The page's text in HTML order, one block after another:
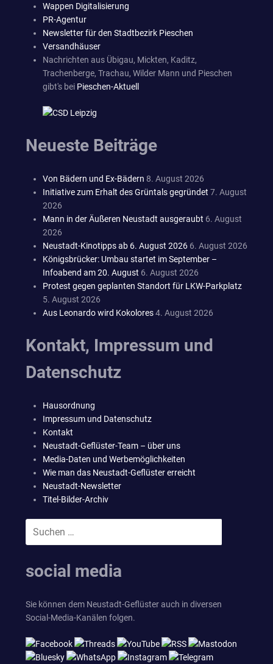
Wappen Digitalisierung
PR-Agentur
Newsletter für den Stadtbezirk Pieschen
Versandhäuser
Nachrichten aus Übigau, Mickten, Kaditz,
Trachenberge, Trachau, Wilder Mann und Pieschen
gibt's bei Pieschen-Aktuell
Neueste Beiträge
Von Bädern und Ex-Bädern 8. August 2026
Initiative zum Erhalt des Grüntals gegründet 7. August
2026
Mann in der Äußeren Neustadt ausgeraubt 6. August
2026
Neustadt-Kinotipps ab 6. August 2026 6. August 2026
Königsbrücker: Umbau startet im September –
Infoabend am 20. August 6. August 2026
Protest gegen geplanten Standort für LKW-Parkplatz
5. August 2026
Aus Leonardo wird Kokolores4. August 2026
Kontakt, Impressum und
Datenschutz
Hausordnung
Impressum und Datenschutz
Kontakt
Neustadt-Geflüster-Team – über uns
Media-Daten und Werbemöglichkeiten
Wie man das Neustadt-Geflüster erreicht
Neustadt-Newsletter
Titel-Bilder-Archiv
social media
Sie können dem Neustadt-Geflüster auch in diversen
Social-Media-Kanälen folgen.